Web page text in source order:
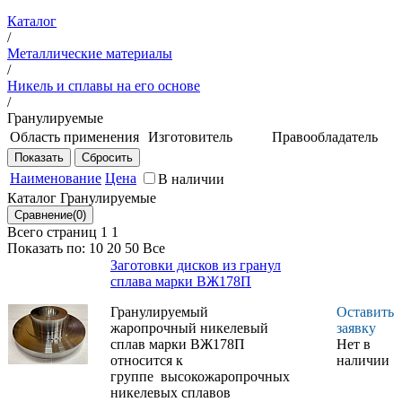
Каталог
/
Металлические материалы
/
Никель и сплавы на его основе
/
Гранулируемые
Область применения
Детали ротора
ГТД работающие
при температуре
до 750 °С
Изготовитель
институт" -
Правообладатель
Наименование Цена
В наличии
Каталог Гранулируемые
Всего страниц 1 1
Показать по: 10 20 50 Все
Заготовки дисков из гранул
сплава марки ВЖ178П
Гранулируемый
жаропрочный никелевый
сплав марки ВЖ178П
относится к
группе высокожаропрочных
никелевых сплавов
Оставить
заявку
Нет в
наличии